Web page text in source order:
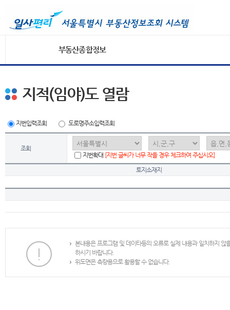
부동산종합정보
지적(임야)도 열람
지번입력조회 도로명주소입력조회
조회
지번확대 [지번 글씨가 너무 작을 경우 체크하여 주십시오]
토지소재지
본내용은 프로그램 및 데이타등의 오류로 실제 내용과 일치하지
하시기 바랍니다.
위도면은 측량용으로 활용할 수 없습니다.